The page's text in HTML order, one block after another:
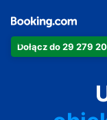
Dołącz do 29 279